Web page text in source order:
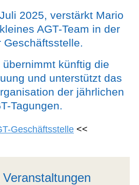
2025, verstärkt Mario
AGT-Team in der
Geschäftsstelle.
übernimmt künftig die
und unterstützt das
der jährlichen
Tagungen.
Geschäftsstelle <<